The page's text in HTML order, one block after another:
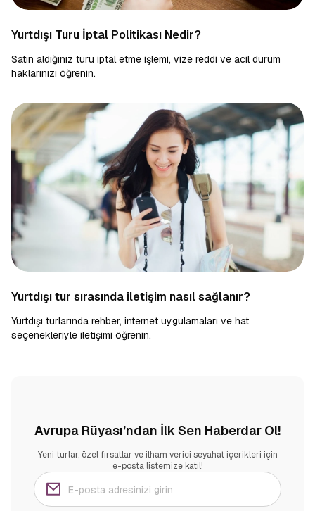
Yurtdışı Turu İptal Politikası Nedir?
Satın aldığınız turu iptal etme işlemi, vize reddi ve acil durum
haklarınızı öğrenin.
Yurtdışı tur sırasında iletişim nasıl sağlanır?
Yurtdışı turlarında rehber, internet uygulamaları ve hat
seçenekleriyle iletişimi öğrenin.
Avrupa Rüyası’ndan İlk Sen Haberdar Ol!
Yeni turlar, özel fırsatlar ve ilham verici seyahat içerikleri için
e-posta listemize katıl!